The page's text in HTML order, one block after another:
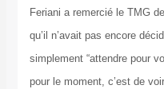
Feriani a remercié le TMG
qu’il n’avait pas encore
simplement “attendre pour
pour le moment, c’est de